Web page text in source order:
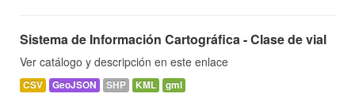
Sistema de Información Cartográfica - Clase de vial
Ver catálogo y descripción en este enlace
CSV GeoJSON SHP KML gml